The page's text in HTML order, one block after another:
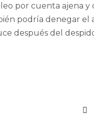
por cuenta ajena
podría denegar el
después del